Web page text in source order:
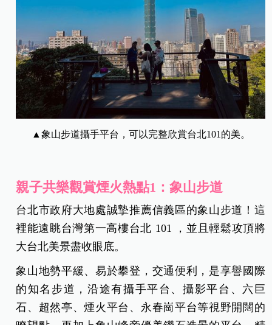
▲象山步道攝手平台，可以完整欣賞台北101的美。
親子共樂觀賞煙火熱點1：象山步道
台北市政府大地處誠摯推薦信義區的象山步道！這
裡能遠眺台灣第一高樓台北 101 ，並且輕鬆攻頂將
大台北美景盡收眼底。
象山地勢平緩、易於攀登，交通便利，是享譽國際
的知名步道，沿途有攝手平台、攝影平台、六巨
石、超然亭、煙火平台、永春崗平台等視野開闊的